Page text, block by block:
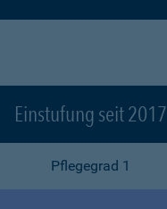
Einstufung seit 2017
Pflegegrad 1